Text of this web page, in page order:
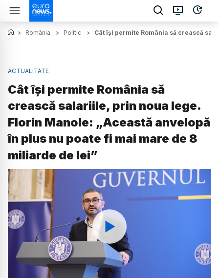
> România > Politic > Cât își permite România să crească
ACTUALITATE
Cât își permite România să
crească salariile, prin noua lege.
Florin Manole: „Această anvelopă
în plus nu poate fi mai mare de 8
miliarde de lei”
Watch